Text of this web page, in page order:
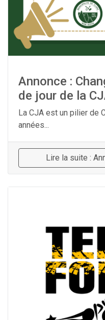
Annonce :
de jour de la
La CJA est un pilier de
années...
Lire la suite :